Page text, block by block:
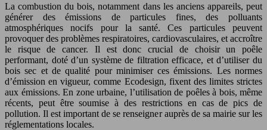
La combustion du bois, notamment dans les anciens appareils, peut
générer des émissions de particules fines, des polluants
atmosphériques nocifs pour la santé. Ces particules peuvent
provoquer des problèmes respiratoires, cardiovasculaires, et accroître
le risque de cancer. Il est donc crucial de choisir un poêle
performant, doté d’un système de filtration efficace, et d’utiliser du
bois sec et de qualité pour minimiser ces émissions. Les normes
d’émission en vigueur, comme Ecodesign, fixent des limites strictes
aux émissions. En zone urbaine, l’utilisation de poêles à bois, même
récents, peut être soumise à des restrictions en cas de pics de
pollution. Il est important de se renseigner auprès de sa mairie sur les
réglementations locales.